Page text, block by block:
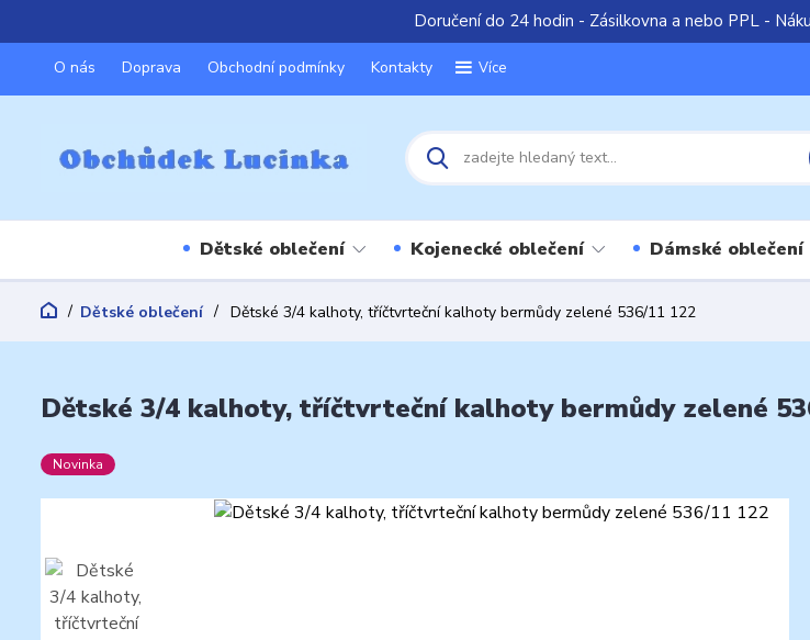
Doručení do 24 hodin - Zásilkovna a nebo PPL -
O nás Doprava Obchodní podmínky Kontakty Více
Dětské oblečení Kojenecké oblečení Dámské oblečení
Dětské oblečení Dětské 3/4 kalhoty, tříčtvrteční kalhoty bermůdy zelené 536/11 122
Dětské 3/4 kalhoty, tříčtvrteční kalhoty bermůdy zelené
Novinka